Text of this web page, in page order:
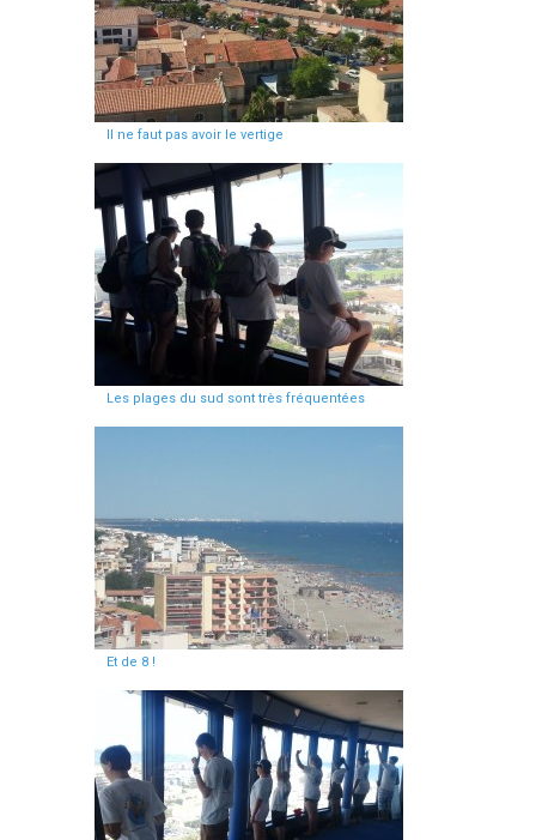
Il ne faut pas avoir le vertige
Les plages du sud sont très fréquentées
Et de 8 !